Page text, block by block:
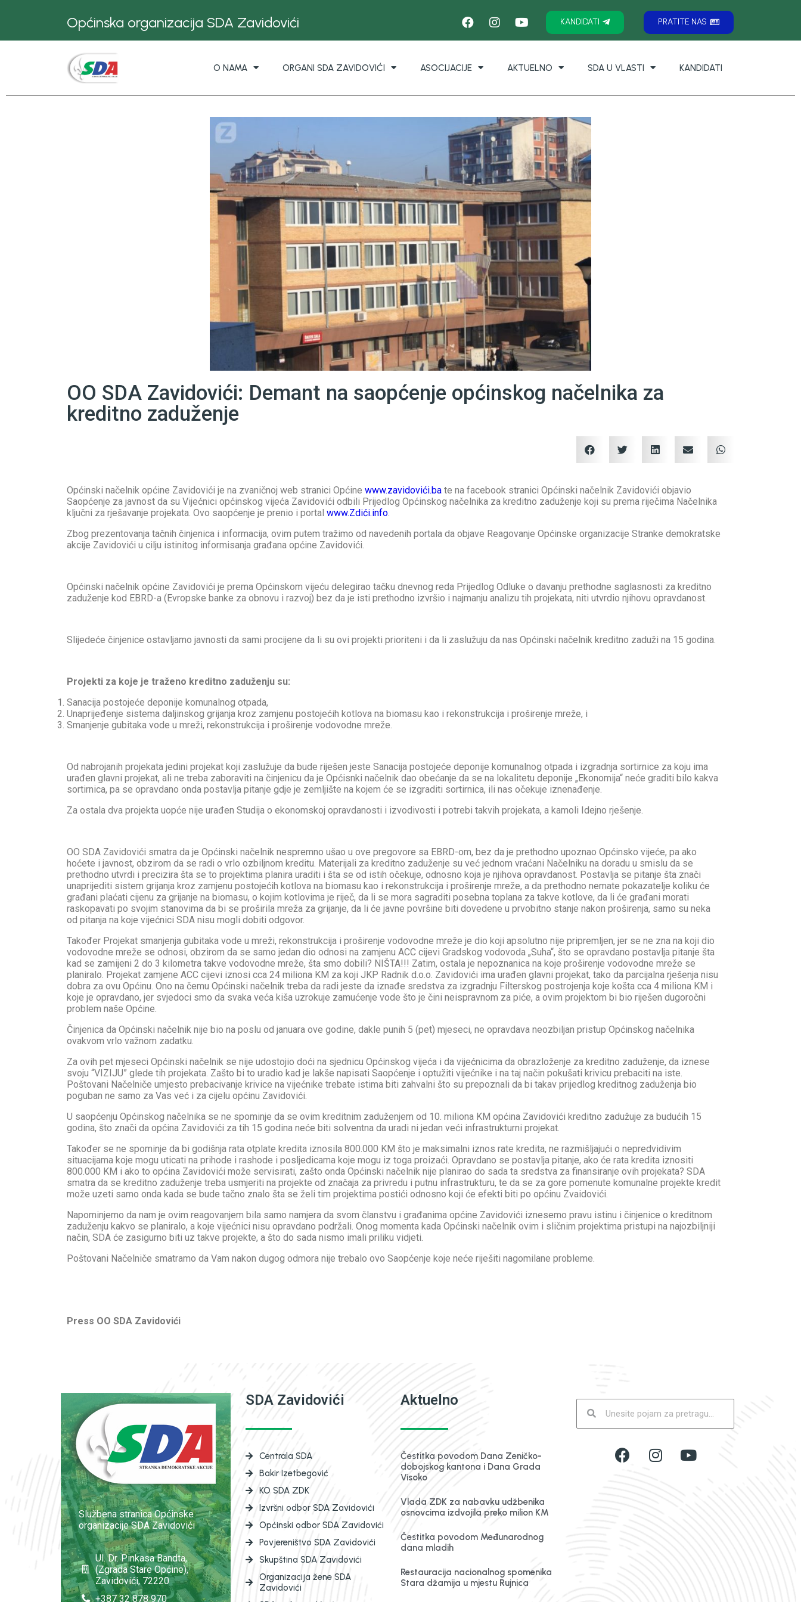
Općinska organizacija SDA Zavidovići KANDIDATI PRATITE NAS
O NAMA ORGANI SDA ZAVIDOVIĆI ASOCIJACIJE AKTUELNO SDA U VLASTI KANDIDATI
OO SDA Zavidovići: Demant na saopćenje općinskog načelnika za
kreditno zaduženje
Općinski načelnik općine Zavidovići je na zvaničnoj web stranici Općine www.zavidovići.ba te na facebook stranici Općinski načelnik Zavidovići objavio
Saopćenje za javnost da su Vijećnici općinskog vijeća Zavidovići odbili Prijedlog Općinskog načelnika za kreditno zaduženje koji su prema riječima Načelnika
ključni za rješavanje projekata. Ovo saopćenje je prenio i portal www.Zdići.info
Zbog prezentovanja tačnih činjenica i informacija, ovim putem tražimo od navedenih portala da objave Reagovanje Općinske organizacije Stranke demokratske
akcije Zavidovići u cilju istinitog informisanja građana općine Zavidovići.
Općinski načelnik općine Zavidovići je prema Općinskom vijeću delegirao tačku dnevnog reda Prijedlog Odluke o davanju prethodne saglasnosti za kreditno
zaduženje kod EBRD-a (Evropske banke za obnovu i razvoj) bez da je isti prethodno izvršio i najmanju analizu tih projekata, niti utvrdio njihovu opravdanost.
Slijedeće činjenice ostavljamo javnosti da sami procijene da li su ovi projekti prioriteni i da li zaslužuju da nas Općinski načelnik kreditno zaduži na 15 godina.
Projekti za koje je traženo kreditno zaduženju su:
Sanacija postojeće deponije komunalnog otpada,
Unaprijeđenje sistema daljinskog grijanja kroz zamjenu postojećih kotlova na biomasu kao i rekonstrukcija i proširenje mreže, i
Smanjenje gubitaka vode u mreži, rekonstrukcija i proširenje vodovodne mreže.
Od nabrojanih projekata jedini projekat koji zaslužuje da bude riješen jeste Sanacija postojeće deponije komunalnog otpada i izgradnja sortirnice za koju ima
urađen glavni projekat, ali ne treba zaboraviti na činjenicu da je Općisnki načelnik dao obećanje da se na lokalitetu deponije „Ekonomija“ neće graditi bilo kakva
sortirnica, pa se opravdano onda postavlja pitanje gdje je zemljište na kojem će se izgraditi sortirnica, ili nas očekuje iznenađenje.
Za ostala dva projekta uopće nije urađen Studija o ekonomskoj opravdanosti i izvodivosti i potrebi takvih projekata, a kamoli Idejno rješenje.
OO SDA Zavidovići smatra da je Općinski načelnik nespremno ušao u ove pregovore sa EBRD-om, bez da je prethodno upoznao Općinsko vijeće, pa ako
hoćete i javnost, obzirom da se radi o vrlo ozbiljnom kreditu. Materijali za kreditno zaduženje su već jednom vraćani Načelniku na doradu u smislu da se
prethodno utvrdi i precizira šta se to projektima planira uraditi i šta se od istih očekuje, odnosno koja je njihova opravdanost. Postavlja se pitanje šta znači
unaprijediti sistem grijanja kroz zamjenu postojećih kotlova na biomasu kao i rekonstrukcija i proširenje mreže, a da prethodno nemate pokazatelje koliku će
građani plaćati cijenu za grijanje na biomasu, o kojim kotlovima je riječ, da li se mora sagraditi posebna toplana za takve kotlove, da li će građani morati
raskopavati po svojim stanovima da bi se proširila mreža za grijanje, da li će javne površine biti dovedene u prvobitno stanje nakon proširenja, samo su neka
od pitanja na koje vijećnici SDA nisu mogli dobiti odgovor.
Također Projekat smanjenja gubitaka vode u mreži, rekonstrukcija i proširenje vodovodne mreže je dio koji apsolutno nije pripremljen, jer se ne zna na koji dio
vodovodne mreže se odnosi, obzirom da se samo jedan dio odnosi na zamjenu ACC cijevi Gradskog vodovoda „Suha“, što se opravdano postavlja pitanje šta
kad se zamijeni 2 do 3 kilometra takve vodovodne mreže, šta smo dobili? NIŠTA!!! Zatim, ostala je nepoznanica na koje proširenje vodovodne mreže se
planiralo. Projekat zamjene ACC cijevi iznosi cca 24 miliona KM za koji JKP Radnik d.o.o. Zavidovići ima urađen glavni projekat, tako da parcijalna rješenja nisu
dobra za ovu Općinu. Ono na čemu Općinski načelnik treba da radi jeste da iznađe sredstva za izgradnju Filterskog postrojenja koje košta cca 4 miliona KM i
koje je opravdano, jer svjedoci smo da svaka veća kiša uzrokuje zamućenje vode što je čini neispravnom za piće, a ovim projektom bi bio riješen dugoročni
problem naše Općine.
Činjenica da Općinski načelnik nije bio na poslu od januara ove godine, dakle punih 5 (pet) mjeseci, ne opravdava neozbiljan pristup Općinskog načelnika
ovakvom vrlo važnom zadatku.
Za ovih pet mjeseci Općinski načelnik se nije udostojio doći na sjednicu Općinskog vijeća i da vijećnicima da obrazloženje za kreditno zaduženje, da iznese
svoju “VIZIJU” glede tih projekata. Zašto bi to uradio kad je lakše napisati Saopćenje i optužiti vijećnike i na taj način pokušati krivicu prebaciti na iste.
Poštovani Načelniče umjesto prebacivanje krivice na vijećnike trebate istima biti zahvalni što su prepoznali da bi takav prijedlog kreditnog zaduženja bio
poguban ne samo za Vas već i za cijelu općinu Zavidovići.
U saopćenju Općinskog načelnika se ne spominje da se ovim kreditnim zaduženjem od 10. miliona KM općina Zavidovići kreditno zadužuje za budućih 15
godina, što znači da općina Zavidovići za tih 15 godina neće biti solventna da uradi ni jedan veći infrastrukturni projekat.
Također se ne spominje da bi godišnja rata otplate kredita iznosila 800.000 KM što je maksimalni iznos rate kredita, ne razmišljajući o nepredvidivim
situacijama koje mogu uticati na prihode i rashode i posljedicama koje mogu iz toga proizaći. Opravdano se postavlja pitanje, ako će rata kredita iznositi
800.000 KM i ako to općina Zavidovići može servisirati, zašto onda Općinski načelnik nije planirao do sada ta sredstva za finansiranje ovih projekata? SDA
smatra da se kreditno zaduženje treba usmjeriti na projekte od značaja za privredu i putnu infrastrukturu, te da se za gore pomenute komunalne projekte kredit
može uzeti samo onda kada se bude tačno znalo šta se želi tim projektima postići odnosno koji će efekti biti po općinu Zvaidovići.
Napominjemo da nam je ovim reagovanjem bila samo namjera da svom članstvu i građanima općine Zavidovići iznesemo pravu istinu i činjenice o kreditnom
zaduženju kakvo se planiralo, a koje vijećnici nisu opravdano podržali. Onog momenta kada Općinski načelnik ovim i sličnim projektima pristupi na najozbiljniji
način, SDA će zasigurno biti uz takve projekte, a što do sada nismo imali priliku vidjeti.
Poštovani Načelniče smatramo da Vam nakon dugog odmora nije trebalo ovo Saopćenje koje neće riješiti nagomilane probleme.
Press OO SDA Zavidovići
Službena stranica Općinske
organizacije SDA Zavidovići
Ul. Dr. Pinkasa Bandta,
(Zgrada Stare Općine),
Zavidovići, 72220
+387 32 878 970
SDA Zavidovići
Centrala SDA
Bakir Izetbegović
KO SDA ZDK
Izvršni odbor SDA Zavidovići
Općinski odbor SDA Zavidovići
Povjereništvo SDA Zavidovići
Skupština SDA Zavidovići
Organizacija žene SDA
Zavidovići
Aktuelno
Čestitka povodom Dana Zeničko-
dobojskog kantona i Dana Grada
Visoko
Vlada ZDK za nabavku udžbenika
osnovcima izdvojila preko milion KM
Čestitka povodom Međunarodnog
dana mladih
Restauracija nacionalnog spomenika
Stara džamija u mjestu Rujnica